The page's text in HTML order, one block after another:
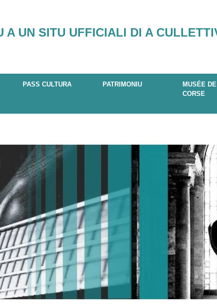
A UN SITU UFFICIALI DI A
PASS CULTURA PATRIMONIU
MUSÉE
CORSE